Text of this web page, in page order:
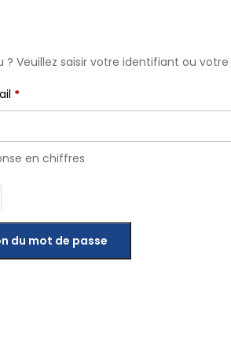
? Veuillez saisir votre identifiant ou
*Obligatoire
en chiffres
du mot de passe